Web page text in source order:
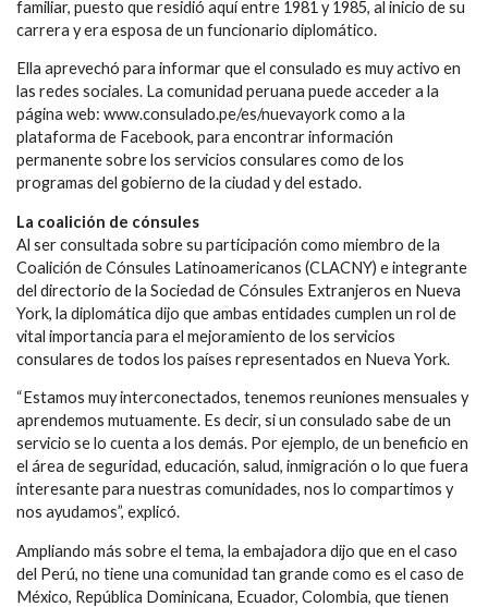
familiar, puesto que residió aquí entre 1981 y 1985, al inicio de su
carrera y era esposa de un funcionario diplomático.
Ella aprevechó para informar que el consulado es muy activo en
las redes sociales. La comunidad peruana puede acceder a la
página web: www.consulado.pe/es/nuevayork como a la
plataforma de Facebook, para encontrar información
permanente sobre los servicios consulares como de los
programas del gobierno de la ciudad y del estado.
La coalición de cónsules
Al ser consultada sobre su participación como miembro de la
Coalición de Cónsules Latinoamericanos (CLACNY) e integrante
del directorio de la Sociedad de Cónsules Extranjeros en Nueva
York, la diplomática dijo que ambas entidades cumplen un rol de
vital importancia para el mejoramiento de los servicios
consulares de todos los países representados en Nueva York.
“Estamos muy interconectados, tenemos reuniones mensuales y
aprendemos mutuamente. Es decir, si un consulado sabe de un
servicio se lo cuenta a los demás. Por ejemplo, de un beneficio en
el área de seguridad, educación, salud, inmigración o lo que fuera
interesante para nuestras comunidades, nos lo compartimos y
nos ayudamos”, explicó.
Ampliando más sobre el tema, la embajadora dijo que en el caso
del Perú, no tiene una comunidad tan grande como es el caso de
México, República Dominicana, Ecuador, Colombia, que tienen